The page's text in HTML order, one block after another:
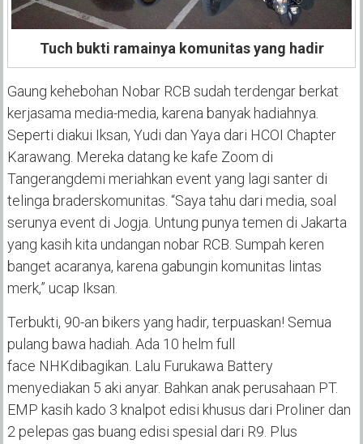
Tuch bukti ramainya komunitas yang hadir
Gaung kehebohan Nobar RCB sudah terdengar berkat
kerjasama media-media, karena banyak hadiahnya.
Seperti diakui Iksan, Yudi dan Yaya dari HCOI Chapter
Karawang . Mereka datang ke kafe Zoom di
Tangerangdemi meriahkan event yang lagi santer di
telinga braderskomunitas. “Saya tahu dari media, soal
serunya event di Jogja. Untung punya temen di Jakarta
yang kasih kita undangan nobar RCB. Sumpah keren
banget acaranya, karena gabungin komunitas lintas
merk,” ucap Iksan.
Terbukti, 90-an bikers yang hadir, terpuaskan! Semua
pulang bawa hadiah. Ada 10 helm full
face NHKdibagikan. Lalu Furukawa Battery
menyediakan 5 aki anyar. Bahkan anak perusahaan PT.
EMP kasih kado 3 knalpot edisi khusus dari Proliner dan
2 pelepas gas buang edisi spesial dari R9. Plus